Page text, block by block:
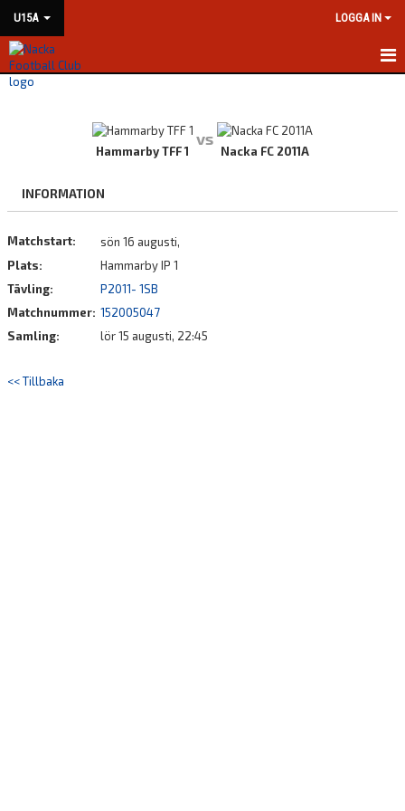
U15A LOGGA IN
HEM
MATCHER
TRUPPEN
BILDGALLERI
Hammarby TFF 1
vs
Nacka FC 2011A
INFORMATION
Matchstart:
sön 16 augusti,
Plats:
Hammarby IP 1
Tävling:
P2011- 1SB
Matchnummer: 152005047
Samling:
lör 15 augusti, 22:45
<< Tillbaka